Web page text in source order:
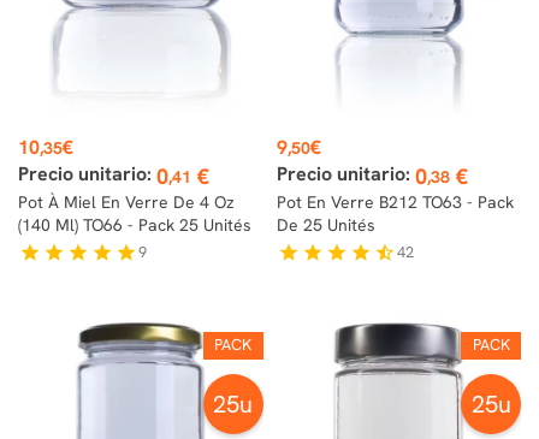
Prix
10,35€
Precio unitario: 0,41 €
Pot À Miel En Verre De 4 Oz
(140 Ml) TO66 - Pack 25 Unités
star star star star star9
Prix
9,50€
Precio unitario: 0,38€
Pot En Verre B212 TO63 - Pack
De 25 Unités
star star star star star_half42
PACK
25u
PACK
25u